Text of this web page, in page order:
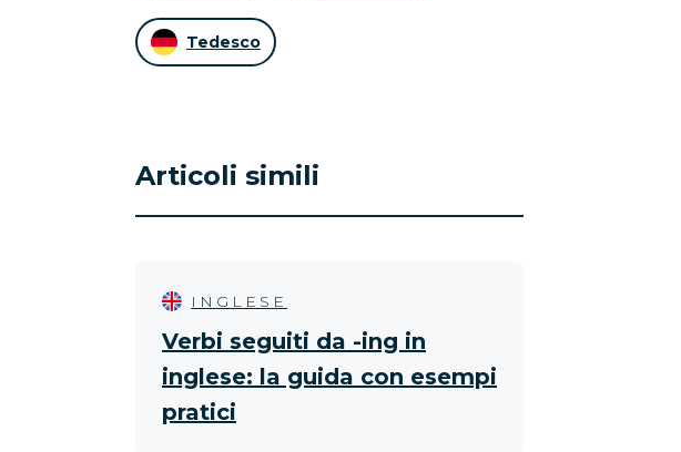
Tedesco
Articoli simili
INGLESE
Verbi seguiti da -ing in
inglese: la guida con esempi
pratici